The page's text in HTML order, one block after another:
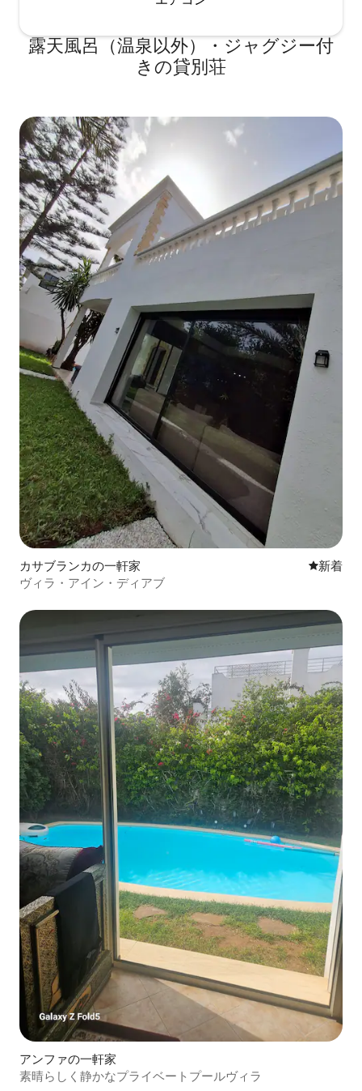
露天風呂（温泉以外）・ジャグジー付
きの貸別荘
カサブランカの一軒家 新しい宿
新着
ヴィラ・アイン・ディアブ
アンファの一軒家
素晴らしく静かなプライベートプールヴィラ